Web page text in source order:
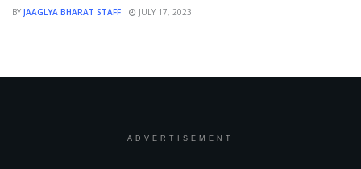
BY JAAGLYA BHARAT STAFF JULY 17, 2023
ADVERTISEMENT